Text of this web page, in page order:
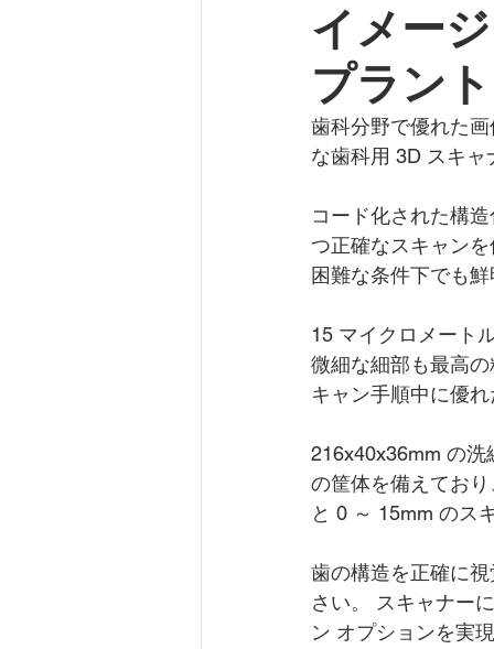
歯科上顎洞挙上骨移植 練習
イメー
プラン
歯科分野で優れた
な歯科用 3D スキ
コード化された構
つ正確なスキャン
困難な条件下でも
15 マイクロメート
微細な細部も最高
キャン手順中に優
216x40x36mm の
の筐体を備えてお
と 0 ～ 15mm のス
歯の構造を正確に
さい。 スキャナー
ン オプションを実